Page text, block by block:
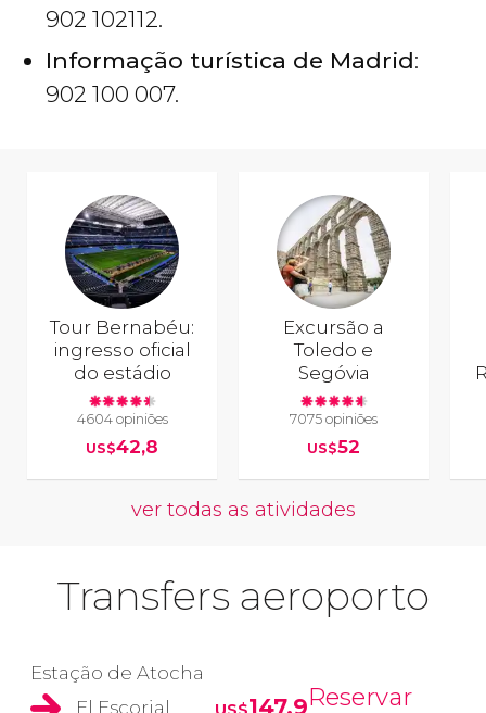
902 102112.
Informação turística de Madrid:
902 100 007.
Tour Bernabéu:
ingresso oficial
do estádio
4604 opiniões
US$42,8
Excursão a
Toledo e
Segóvia
7075 opiniões
US$52
ver todas as atividades
Transfers aeroporto
Estação de Atocha
El Escorial
147,9Reservar